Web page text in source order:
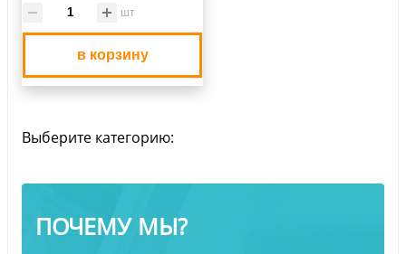
шт
в корзину
Выберите категорию:
ПОЧЕМУ МЫ?